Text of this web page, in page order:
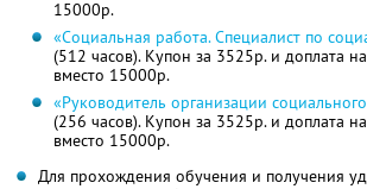
15000р.
«Социальная работа. Специалист по
(512 часов). Купон за 3525р. и доплата
вместо 15000р.
«Руководитель организации
(256 часов). Купон за 3525р. и доплата
вместо 15000р.
Для прохождения обучения и получения